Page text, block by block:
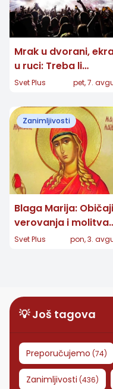
Mrak u dvorani,
u ruci: Treba li
zabraniti telefone
Svet Plus pet, 7.
Zanimljivosti
Blaga Marija:
verovanja i molitva
velike zaštitnice
Svet Plus pon, 3.
💡 Još tagova
Preporučujemo (74)
Zanimljivosti (436)